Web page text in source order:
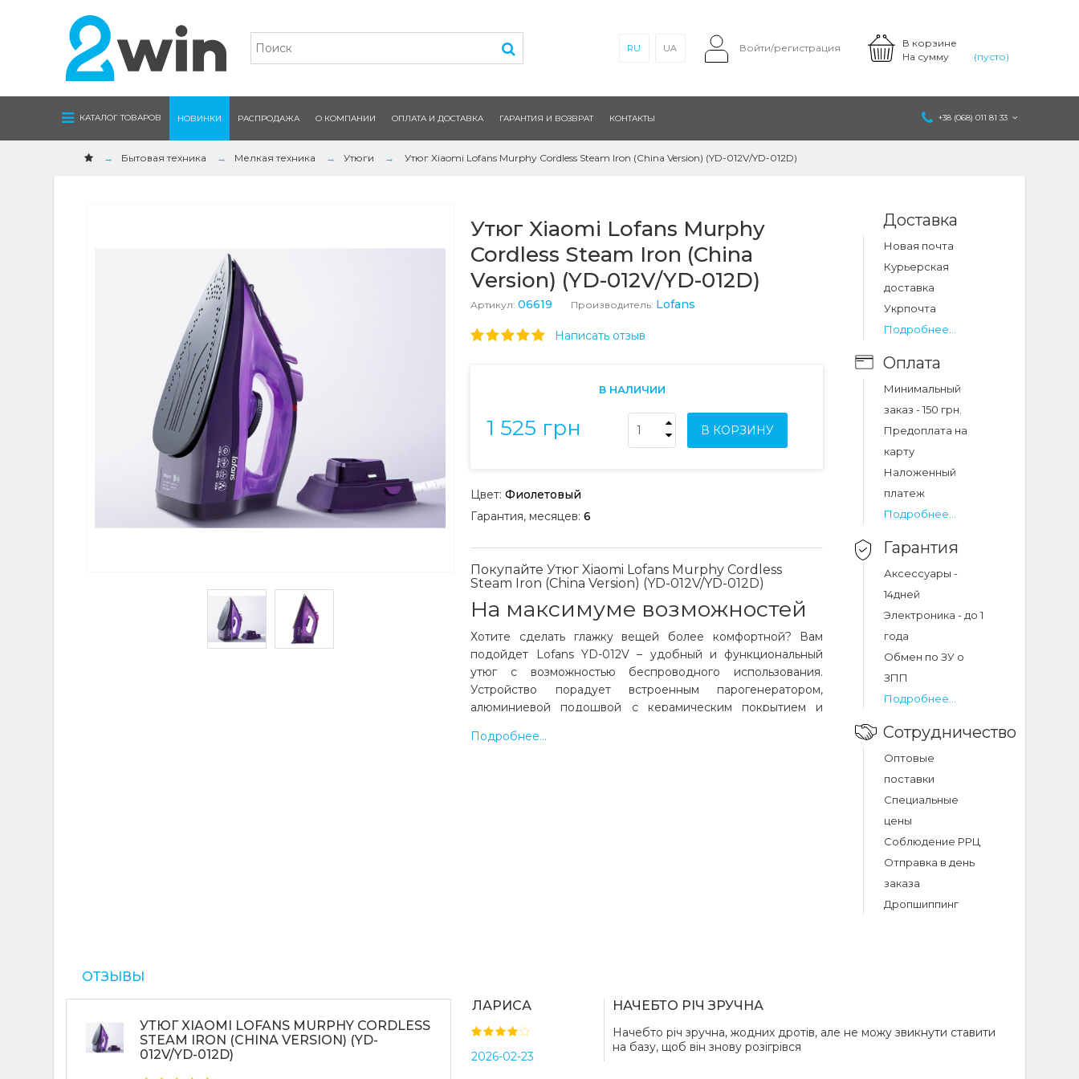
В корзине
На сумму
(пусто)
RU UA Войти/регистрация
КАТАЛОГ ТОВАРОВ НОВИНКИ РАСПРОДАЖА О КОМПАНИИ ОПЛАТА И ДОСТАВКА ГАРАНТИЯ И ВОЗВРАТ КОНТАКТЫ +38 (068) 011 81 33
Бытовая техника Мелкая техника Утюги Утюг Xiaomi Lofans Murphy Cordless Steam Iron (China Version) (YD-012V/YD-012D)
Утюг Xiaomi Lofans Murphy
Cordless Steam Iron (China
Version) (YD-012V/YD-012D)
Артикул: 06619 Производитель: Lofans
Написать отзыв
В НАЛИЧИИ
1 525 грн В КОРЗИНУ
Цвет: Фиолетовый
Гарантия, месяцев: 6
Покупайте Утюг Xiaomi Lofans Murphy Cordless
Steam Iron (China Version) (YD-012V/YD-012D)
На максимуме возможностей
Хотите сделать глажку вещей более комфортной? Вам
подойдет Lofans YD-012V – удобный и функциональный
утюг с возможностью беспроводного использования.
Устройство порадует встроенным парогенератором,
алюминиевой подошвой с керамическим покрытием и
фиолетовых оттенках подчеркивает его совершенство.
Когда каждая минута на счету, важно чтобы техника не
задерживала ваши планы. Утюг оснащен производительным
нагревателем мощностью в 2000 Вт, благодаря чему он
всего через 35 секунд будет готов к работе. А нагрев
подошвы до 200 °С дает возможность гладить такие ткани,
Подробнее...
Доставка
Новая почта
Курьерская
доставка
Укрпочта
Подробнее...
Оплата
Минимальный
заказ - 150 грн.
Предоплата на
карту
Наложенный
платеж
Подробнее...
Гарантия
Аксессуары -
14дней
Электроника - до 1
года
Обмен по ЗУ о
ЗПП
Подробнее...
Сотрудничество
Оптовые
поставки
Специальные
цены
Соблюдение РРЦ
Отправка в день
заказа
Дропшиппинг
ОТЗЫВЫ
УТЮГ XIAOMI LOFANS MURPHY CORDLESS
STEAM IRON (CHINA VERSION) (YD-
012V/YD-012D)
ЛАРИСА
2026-02-23
НАЧЕБТО РІЧ ЗРУЧНА
Начебто річ зручна, жодних дротів, але не можу звикнути ставити
на базу, щоб він знову розігрівся